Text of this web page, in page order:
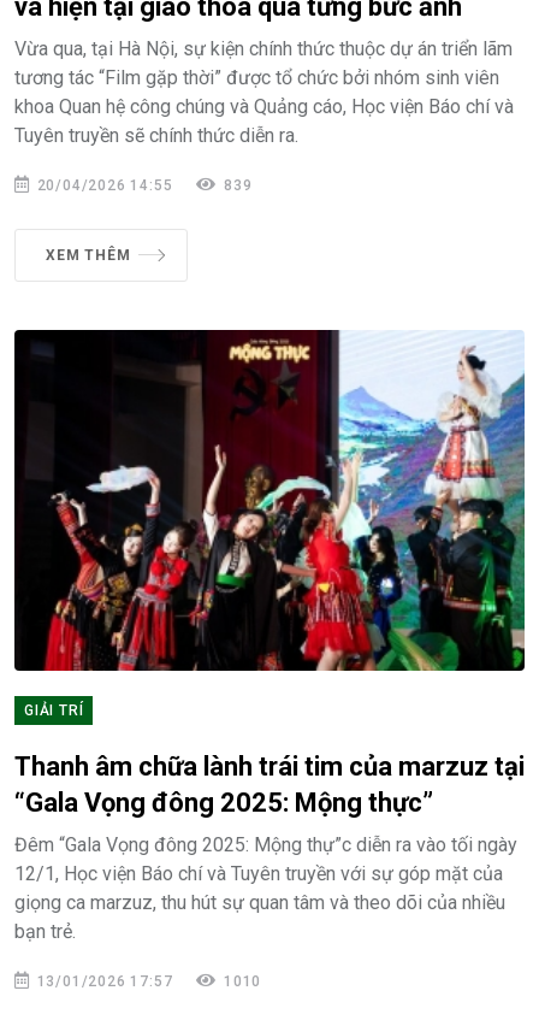
và hiện tại giao thoa qua từng bức ảnh
Vừa qua, tại Hà Nội, sự kiện chính thức thuộc dự án triển lãm
tương tác “Film gặp thời” được tổ chức bởi nhóm sinh viên
khoa Quan hệ công chúng và Quảng cáo, Học viện Báo chí và
Tuyên truyền sẽ chính thức diễn ra.
20/04/2026 14:55 839
XEM THÊM
GIẢI TRÍ
Thanh âm chữa lành trái tim của marzuz tại
“Gala Vọng đông 2025: Mộng thực”
Đêm “Gala Vọng đông 2025: Mộng thự”c diễn ra vào tối ngày
12/1, Học viện Báo chí và Tuyên truyền với sự góp mặt của
giọng ca marzuz, thu hút sự quan tâm và theo dõi của nhiều
bạn trẻ.
13/01/2026 17:57 1010